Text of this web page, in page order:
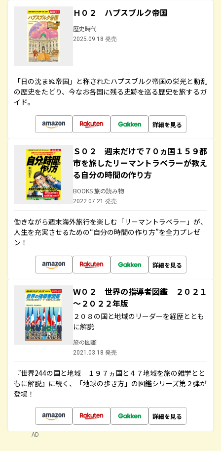
Ｈ０２ ハプスブルク帝国
歴史時代
2025.09.18 発売
「日の沈まぬ帝国」と称されたハプスブルク帝国の栄光と動乱
の歴史をたどり、今なお各国に残る史跡を巡る歴史を旅するガ
イド。
詳細を見る
Ｓ０２ 週末だけで７０ヵ国１５９都
市を旅したリーマントラベラーが教え
る自分の時間の作り方
BOOKS 旅の読み物
2022.07.21 発売
働きながら週末海外旅行を楽しむ「リーマントラベラー」が、
人生を充実させるための“自分の時間の作り方”を全力プレゼ
ン！
詳細を見る
Ｗ０２ 世界の指導者図鑑 ２０２１
～２０２２年版
２０８の国と地域のリーダーを経歴ととも
に解説
旅の図鑑
2021.03.18 発売
『世界244の国と地域 １９７ヵ国と４７地域を旅の雑学とと
もに解説』に続く、「地球の歩き方」の図鑑シリーズ第２弾が
登場！
詳細を見る
AD